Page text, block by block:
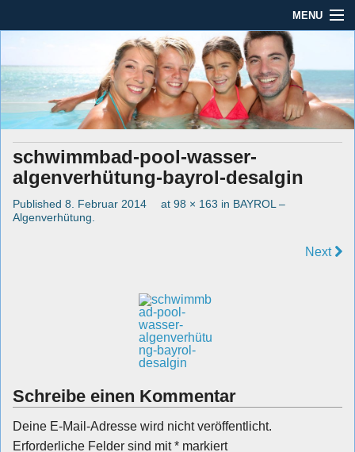
MENU
Dauber Schwimmanlagen GmbH
Leistungen
Service
Produkte
Öffnungszeiten
AGBs
Dauber Schwimmanlagen
GmbH
Seit mehr als 45 Jahren im Rhein-Main-Gebiet
schwimmbad-pool-wasser-
algenverhütung-bayrol-desalgin
Published 8. Februar 2014 at 98 × 163 in BAYROL –
Algenverhütung
Next
Schreibe einen Kommentar
Deine E-Mail-Adresse wird nicht veröffentlicht.
Erforderliche Felder sind mit* markiert